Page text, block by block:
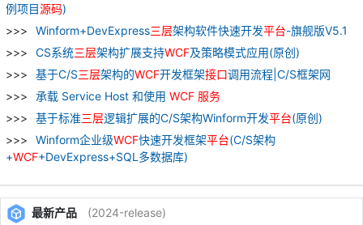
例项目源码)
Winform+DevExpress三层架构软件快速开发平台-旗舰版V5.1
CS系统三层架构扩展支持WCF及策略模式应用(原创)
基于C/S三层架构的WCF开发框架接口调用流程|C/S框架网
承载 Service Host 和使用 WCF 服务
基于标准三层逻辑扩展的C/S架构Winform开发平台(原创)
Winform企业级WCF快速开发框架平台(C/S架构
+WCF+DevExpress+SQL多数据库)
最新产品 (2024-release)